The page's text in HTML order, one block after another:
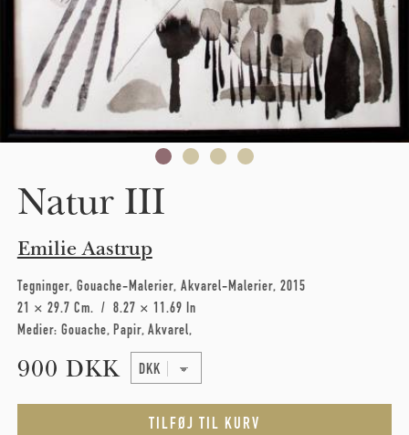
Natur III
Emilie Aastrup
Tegninger Gouache-Malerier Akvarel-Malerier 2015
21 × 29.7 Cm
8.27 × 11.69 In
Medier: Gouache Papir Akvarel
900 DKK